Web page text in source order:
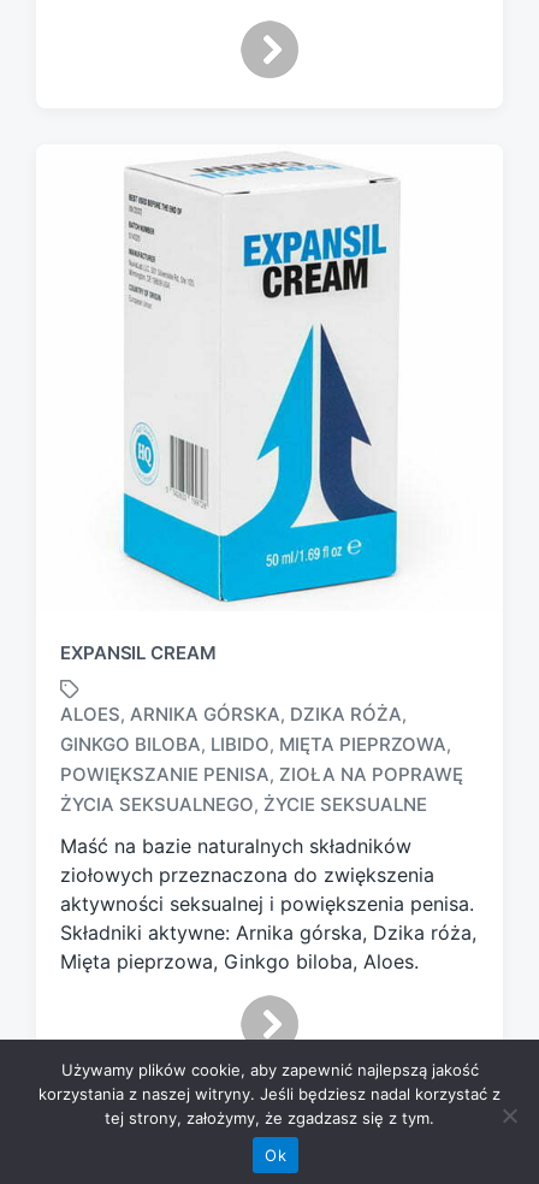
EXPANSIL CREAM
a
g
g
d
w
i
t
ALOES, ARNIKA GÓRSKA, DZIKA RÓŻA,
GINKGO BILOBA, LIBIDO, MIĘTA PIEPRZOWA,
POWIĘKSZANIE PENISA, ZIOŁA NA POPRAWĘ
ŻYCIA SEKSUALNEGO, ŻYCIE SEKSUALNE
Maść na bazie naturalnych składników
ziołowych przeznaczona do zwiększenia
aktywności seksualnej i powiększenia penisa.
Składniki aktywne: Arnika górska, Dzika róża,
Mięta pieprzowa, Ginkgo biloba, Aloes.
Używamy plików cookie, aby zapewnić najlepszą jakość
korzystania z naszej witryny. Jeśli będziesz nadal korzystać z
tej strony, założymy, że zgadzasz się z tym.
Ok